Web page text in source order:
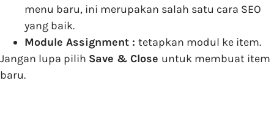
menu baru, ini merupakan salah satu cara SEO
yang baik.
Module Assignment : tetapkan modul ke item.
Jangan lupa pilih Save & Close untuk membuat item
baru.